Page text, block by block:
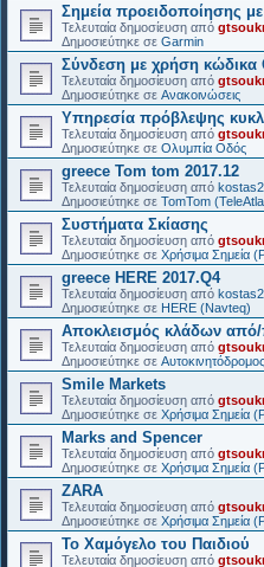
Σημεία προειδοποίησης
Τελευταία δημοσίευση από
Δημοσιεύτηκε σε Garmin
Σύνδεση με χρήση κώδικα
Τελευταία δημοσίευση από
Δημοσιεύτηκε σε Ανακοινώσεις
Υπηρεσία πρόβλεψης
Τελευταία δημοσίευση από
Δημοσιεύτηκε σε Ολυμπία Οδός
greece Tom tom 2017.12
Τελευταία δημοσίευση από
Δημοσιεύτηκε σε TomTom
Συστήματα Σκίασης
Τελευταία δημοσίευση από
Δημοσιεύτηκε σε Χρήσιμα Σημεία
greece HERE 2017.Q4
Τελευταία δημοσίευση από
Δημοσιεύτηκε σε HERE (Navteq)
Αποκλεισμός κλάδων
Τελευταία δημοσίευση από
Δημοσιεύτηκε σε
Smile Markets
Τελευταία δημοσίευση από
Δημοσιεύτηκε σε Χρήσιμα Σημεία
Marks and Spencer
Τελευταία δημοσίευση από
Δημοσιεύτηκε σε Χρήσιμα Σημεία
ZARA
Τελευταία δημοσίευση από
Δημοσιεύτηκε σε Χρήσιμα Σημεία
Το Χαμόγελο του Παιδιού
Τελευταία δημοσίευση από